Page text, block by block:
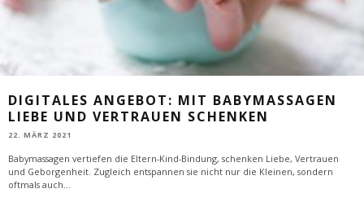
DIGITALES ANGEBOT: MIT BABYMASSAGEN
LIEBE UND VERTRAUEN SCHENKEN
22. MÄRZ 2021
Babymassagen vertiefen die Eltern-Kind-Bindung, schenken Liebe, Vertrauen
und Geborgenheit. Zugleich entspannen sie nicht nur die Kleinen, sondern
oftmals auch...